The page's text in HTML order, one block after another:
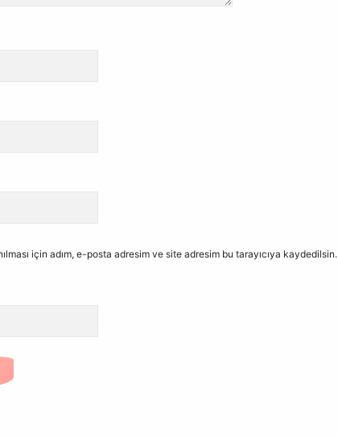
için adım, e-posta adresim ve site adresim bu tarayıcıya kaydedilsin.